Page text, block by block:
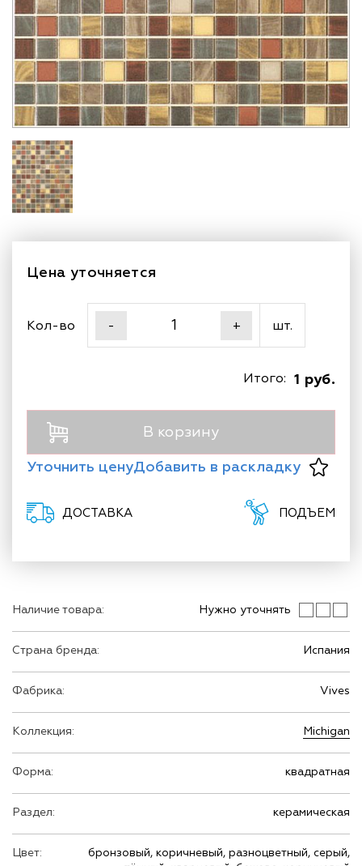
Наличие товара: Нужно уточнять
Страна бренда: Испания
Фабрика: Vives
Коллекция: Michigan
Форма: квадратная
Раздел: керамическая
Цвет:
бронзовый, коричневый, разноцветный, серый,
Цена уточняется
Кол-во - + шт.
1 руб.
Итого:
В корзину
Уточнить ценуДобавить в раскладку
ДОСТАВКА ПОДЪЕМ